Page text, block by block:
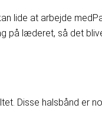
lide at arbejde med
på læderet, så det
Disse halsbånd er